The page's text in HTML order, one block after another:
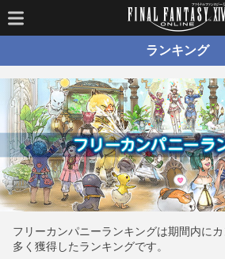
ランキング
フリーカンパニーランキングは期間内に
多く獲得したランキングです。